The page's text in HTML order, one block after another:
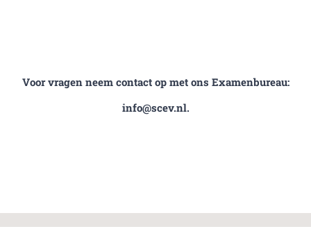
Voor vragen neem contact op met ons Examenbureau:
info@scev.nl.